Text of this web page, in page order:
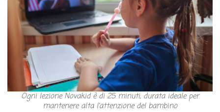
Ogni lezione Novakid è di 25 minuti, durata ideale per
mantenere alta l’attenzione del bambino